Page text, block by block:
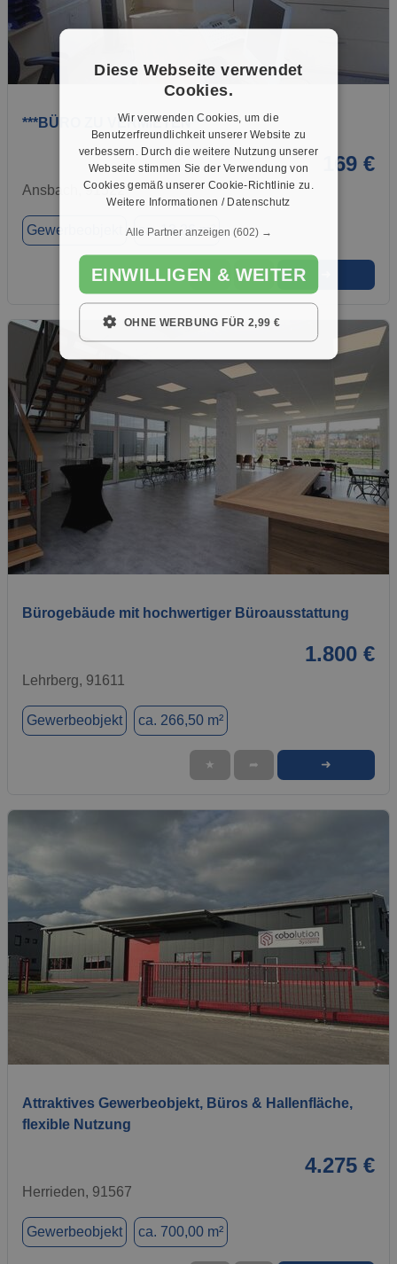
***BÜRO ZU VERMIETEN***
169 €
Ansbach, 91522
Gewerbeobjekt ca. 13,26 m²
★ ➦
Bürogebäude mit hochwertiger Büroausstattung
1.800 €
Lehrberg, 91611
Gewerbeobjekt ca. 266,50 m²
★ ➦ ➜
Attraktives Gewerbeobjekt, Büros & Hallenfläche,
flexible Nutzung
4.275 €
Herrieden, 91567
Gewerbeobjekt ca. 700,00 m²
Diese Webseite verwendet
Cookies.
Wir verwenden Cookies, um die
Benutzerfreundlichkeit unserer Website zu
verbessern. Durch die weitere Nutzung unserer
Webseite stimmen Sie der Verwendung von
Cookies gemäß unserer Cookie-Richtlinie zu.
Weitere Informationen / Datenschutz
Alle Partner anzeigen (602) →
EINWILLIGEN & WEITER
OHNE WERBUNG FÜR 2,99 €